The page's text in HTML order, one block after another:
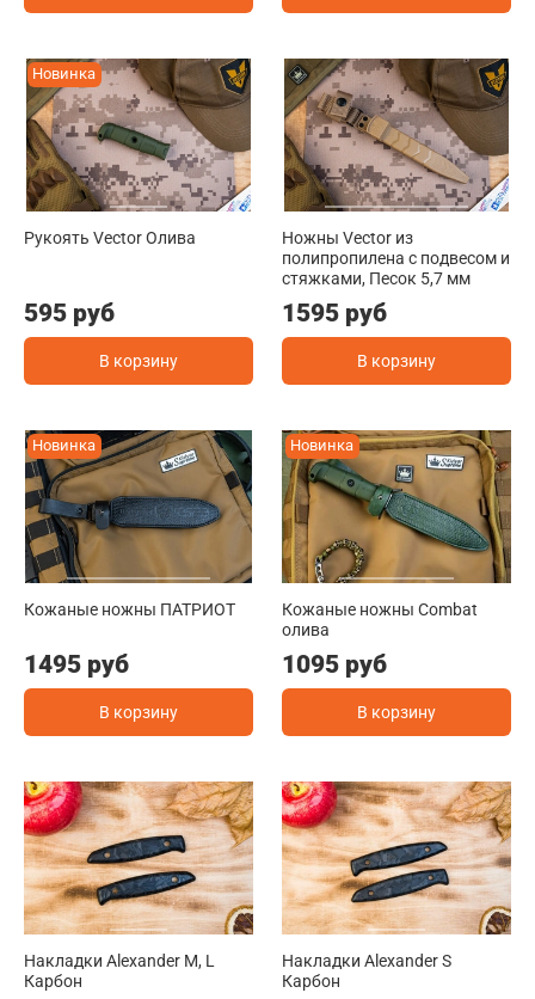
Новинка
Рукоять Vector Олива
595 руб
В корзину
Ножны Vector из
полипропилена с подвесом и
стяжками, Песок 5,7 мм
1595 руб
В корзину
Новинка
Кожаные ножны ПАТРИОТ
1495 руб
В корзину
Новинка
Кожаные ножны Combat
олива
1095 руб
В корзину
Накладки Alexander M, L
Карбон
Накладки Alexander S
Карбон